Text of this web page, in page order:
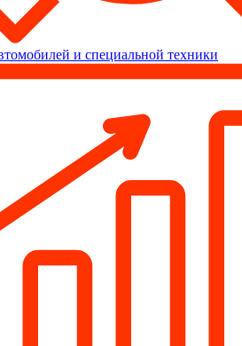
и специальной техники